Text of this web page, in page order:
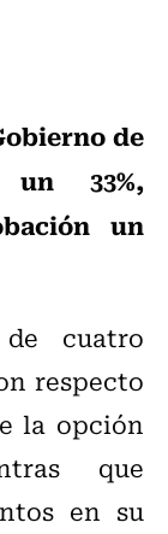
de
un 33%,
un
cuatro
respecto
la opción
que
en su